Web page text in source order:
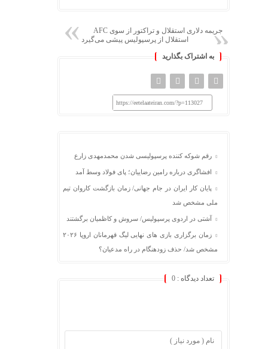
جریمه دلاری استقلال و تراکتور از سوی AFC
استقلال از پرسپولیس پیشی می‌گیرد
به اشتراک بگذارید
https://eetelaateiran.com/?p=113027
رقم شوکه کننده پرسپولیسی شدن محمدمهدی زارع
افشاگری درباره رامین رضاییان؛ پای فولاد وسط آمد
پایان کار ایران در جام جهانی/ زمان بازگشت کاروان تیم
ملی مشخص شد
آشتی در اردوی پرسپولیس/ سروش و کاظمیان برگشتند
زمان برگزاری بازی های نهایی لیگ قهرمانان اروپا ۲۰۲۶
مشخص شد/ حذف زودهنگام در راه مدعیان؟
تعداد دیدگاه : 0